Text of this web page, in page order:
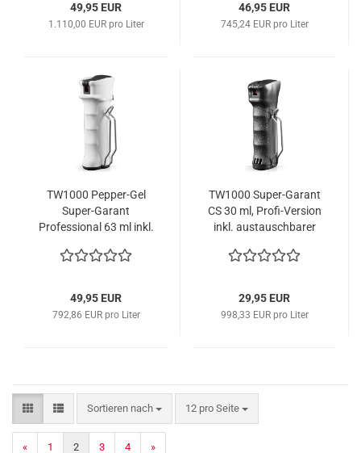
49,95 EUR
1.110,00 EUR pro Liter
46,95 EUR
745,24 EUR pro Liter
TW1000 Pepper-Gel
Super-Garant
Professional 63 ml inkl.
Patrone in Sonderfarbe
49,95 EUR
792,86 EUR pro Liter
TW1000 Super-Garant
CS 30 ml, Profi-Version
inkl. austauschbarer
29,95 EUR
998,33 EUR pro Liter
Sortieren nach
Sortieren nach 12 pro Seite
pro Seite
« 1 2 3 4 »